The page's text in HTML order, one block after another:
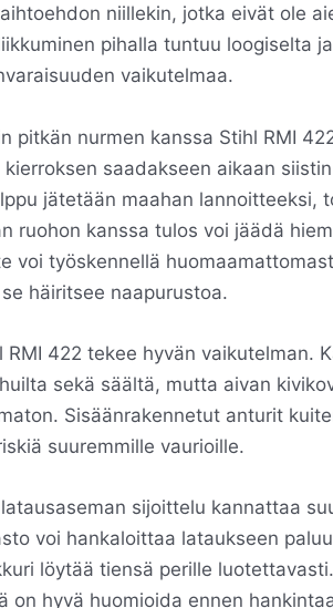
niillekin, jotka eivät ole
pihalla tuntuu loogiselta
vaikutelmaa.
pitkän nurmen kanssa Stihl RMI
saadakseen aikaan
jätetään maahan lannoitteeksi,
ruohon kanssa tulos voi jäädä
voi työskennellä
häiritsee naapurustoa.
422 tekee hyvän vaikutelman.
sekä säältä, mutta aivan
Sisäänrakennetut anturit
suuremmille vaurioille.
sijoittelu kannattaa
voi hankaloittaa lataukseen
löytää tiensä perille
on hyvä huomioida ennen